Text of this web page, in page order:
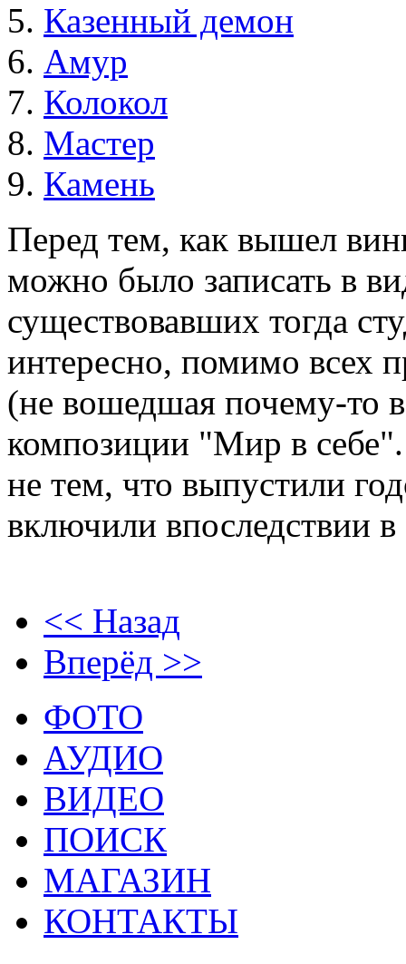
Казенный демон
Амур
Колокол
Мастер
Камень
Перед тем, как вышел
можно было записать в
существовавших тогда
интересно, помимо всех
(не вошедшая почему-то
композиции "Мир в
не тем, что выпустили
включили впоследствии
<< Назад
Вперёд >>
ФОТО
АУДИО
ВИДЕО
ПОИСК
МАГАЗИН
КОНТАКТЫ